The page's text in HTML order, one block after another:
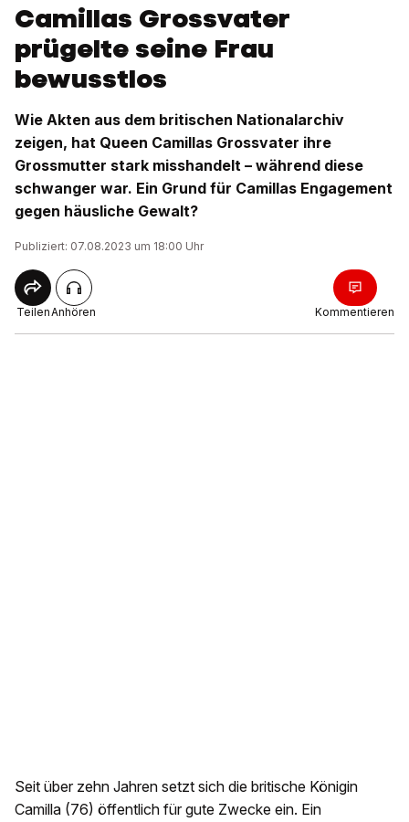
Camillas Grossvater
prügelte seine Frau
bewusstlos
Wie Akten aus dem britischen Nationalarchiv
zeigen, hat Queen Camillas Grossvater ihre
Grossmutter stark misshandelt – während diese
schwanger war. Ein Grund für Camillas Engagement
gegen häusliche Gewalt?
Publiziert: 07.08.2023 um 18:00 Uhr
TeilenAnhören Kommentieren
Seit über zehn Jahren setzt sich die britische Königin
Camilla (76) öffentlich für gute Zwecke ein. Ein